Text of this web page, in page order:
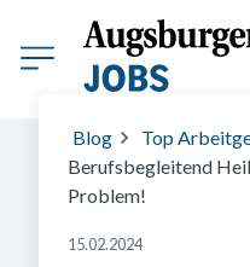
Blog
Top
Berufsbegleitend
Problem!
15.02.2024